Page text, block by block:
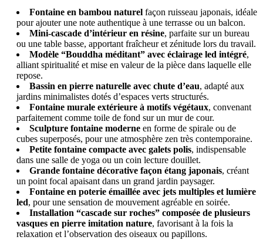
Fontaine en bambou naturel façon ruisseau japonais, idéale
pour ajouter une note authentique à une terrasse ou un balcon.
Mini-cascade d’intérieur en résine, parfaite sur un bureau
ou une table basse, apportant fraîcheur et zénitude lors du travail.
Modèle “Bouddha méditant” avec éclairage led intégré,
alliant spiritualité et mise en valeur de la pièce dans laquelle elle
repose.
Bassin en pierre naturelle avec chute d’eau, adapté aux
jardins minimalistes dotés d’espaces verts structurés.
Fontaine murale extérieure à motifs végétaux, convenant
parfaitement comme toile de fond sur un mur de cour.
Sculpture fontaine moderne en forme de spirale ou de
cubes superposés, pour une atmosphère zen très contemporaine.
Petite fontaine compacte avec galets polis, indispensable
dans une salle de yoga ou un coin lecture douillet.
Grande fontaine décorative façon étang japonais, créant
un point focal apaisant dans un grand jardin paysager.
Fontaine en poterie émaillée avec jets multiples et lumière
led, pour une sensation de mouvement agréable en soirée.
Installation “cascade sur roches” composée de plusieurs
vasques en pierre imitation nature, favorisant à la fois la
relaxation et l’observation des oiseaux ou papillons.